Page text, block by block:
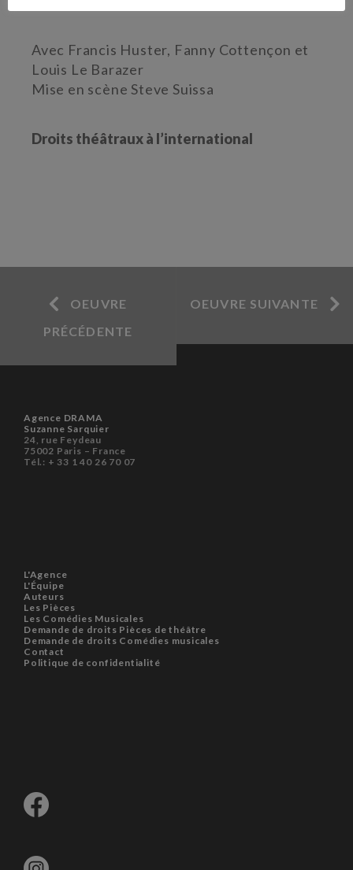
Avec Francis Huster, Fanny Cottençon et
Louis Le Barazer
Mise en scène Steve Suissa
Droits théâtraux à l’international
OEUVRE
PRÉCÉDENTE
OEUVRE SUIVANTE
Agence DRAMA
Suzanne Sarquier
24, rue Feydeau
75002 Paris – France
Tél.: + 33 1 40 26 70 07
L'Agence
L'Équipe
Auteurs
Les Pièces
Les Comédies Musicales
Demande de droits Pièces de théâtre
Demande de droits Comédies musicales
Contact
Politique de confidentialité